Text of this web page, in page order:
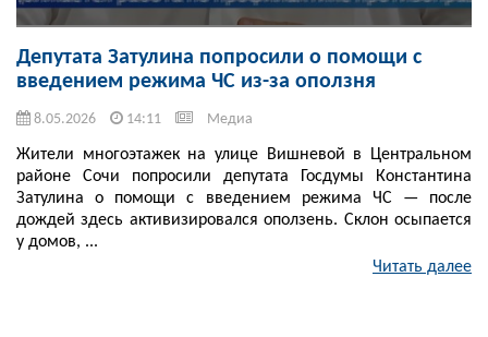
Депутата Затулина попросили о помощи с
введением режима ЧС из-за оползня
8.05.2026 14:11 Медиа
Жители многоэтажек на улице Вишневой в Центральном
районе Сочи попросили депутата Госдумы Константина
Затулина о помощи с введением режима ЧС — после
дождей здесь активизировался оползень. Склон осыпается
у домов, ...
Читать далее